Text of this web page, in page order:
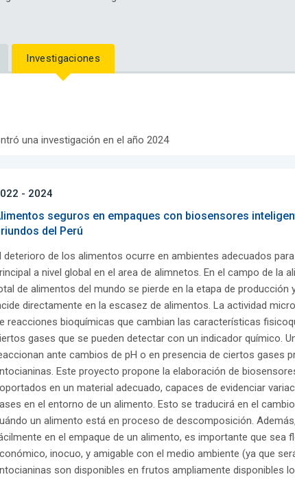
Investigaciones
una investigación en el año 2024
- 2024
seguros en empaques con biosensores
del Perú
deterioro de los alimentos ocurre en ambientes adecuados
a nivel global en el area de alimnetos. En el campo de la
de alimentos del mundo se pierde en la etapa de
directamente en la escasez de alimentos. La actividad
reacciones bioquímicas que cambian las características
gases que se pueden detectar con un indicador químico.
ante cambios de pH o en presencia de ciertos gases
Este proyecto propone la elaboración de
en un material adecuado, capaces de evidenciar
en el entorno de un alimento. Esto se traducirá en el
un alimento está en proceso de descomposición.
en el empaque de un alimento, es importante que sea
inocuo, y amigable con el medio ambiente (ya que
son disponibles en frutos ampliamente disponibles